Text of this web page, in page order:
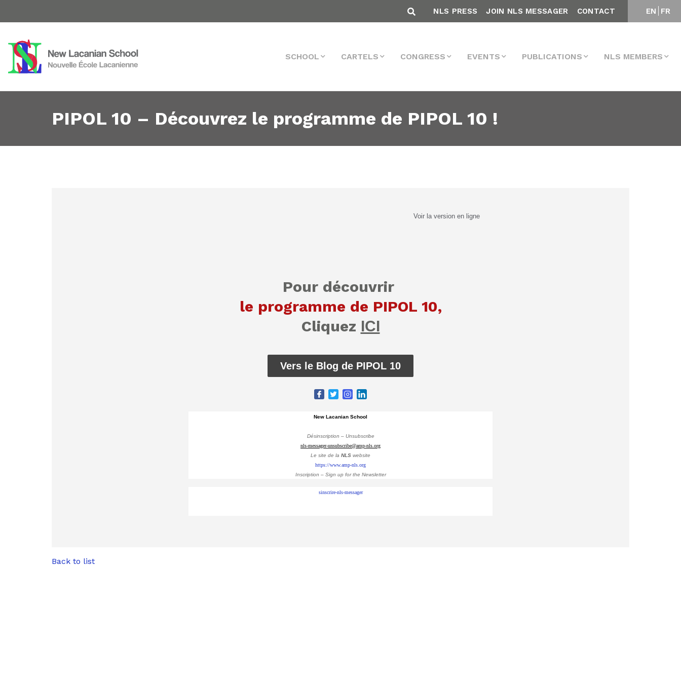
EN FR
NLS PRESS JOIN NLS MESSAGER CONTACT
SCHOOL CARTELS CONGRESS EVENTS PUBLICATIONS NLS MEMBERS
PIPOL 10 – Découvrez le programme de PIPOL 10 !
Voir la version en ligne
Pour découvrir
le programme de PIPOL 10,
Cliquez ICI
Vers le Blog de PIPOL 10
New Lacanian School
Désinscription – Unsubscribe
nls-messager-unsubscribe@amp-nls.org
Le site de la NLS website
https://www.amp-nls.org
Inscription – Sign up for the Newsletter
sinscrire-nls-messager
Back to list